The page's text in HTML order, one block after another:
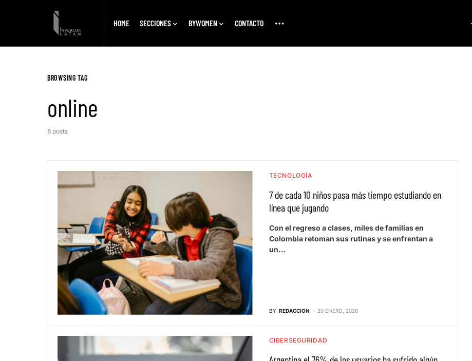
HOME SECCIONES BYWOMEN CONTACTO
BROWSING TAG
online
8 posts
TECNOLOGÍA
7 de cada 10 niños pasa más tiempo estudiando en
línea que jugando
Con el regreso a clases, miles de familias en
Colombia retoman sus rutinas y se enfrentan a
un…
BY REDACCION 20 ENERO, 2026
CIBERSEGURIDAD